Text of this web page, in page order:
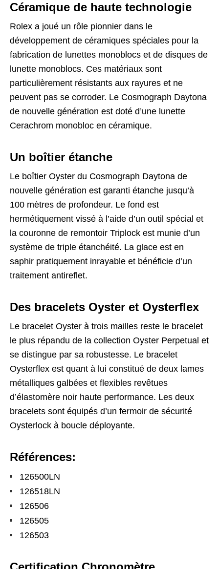
Céramique de haute technologie
Rolex a joué un rôle pionnier dans le
développement de céramiques spéciales pour la
fabrication de lunettes monoblocs et de disques de
lunette monoblocs. Ces matériaux sont
particulièrement résistants aux rayures et ne
peuvent pas se corroder. Le Cosmograph Daytona
de nouvelle génération est doté d’une lunette
Cerachrom monobloc en céramique.
Un boîtier étanche
Le boîtier Oyster du Cosmograph Daytona de
nouvelle génération est garanti étanche jusqu’à
100 mètres de profondeur. Le fond est
hermétiquement vissé à l’aide d’un outil spécial et
la couronne de remontoir Triplock est munie d’un
système de triple étanchéité. La glace est en
saphir pratiquement inrayable et bénéficie d’un
traitement antireflet.
Des bracelets Oyster et Oysterflex
Le bracelet Oyster à trois mailles reste le bracelet
le plus répandu de la collection Oyster Perpetual et
se distingue par sa robustesse. Le bracelet
Oysterflex est quant à lui constitué de deux lames
métalliques galbées et flexibles revêtues
d’élastomère noir haute performance. Les deux
bracelets sont équipés d’un fermoir de sécurité
Oysterlock à boucle déployante.
Références:
126500LN
126518LN
126506
126505
126503